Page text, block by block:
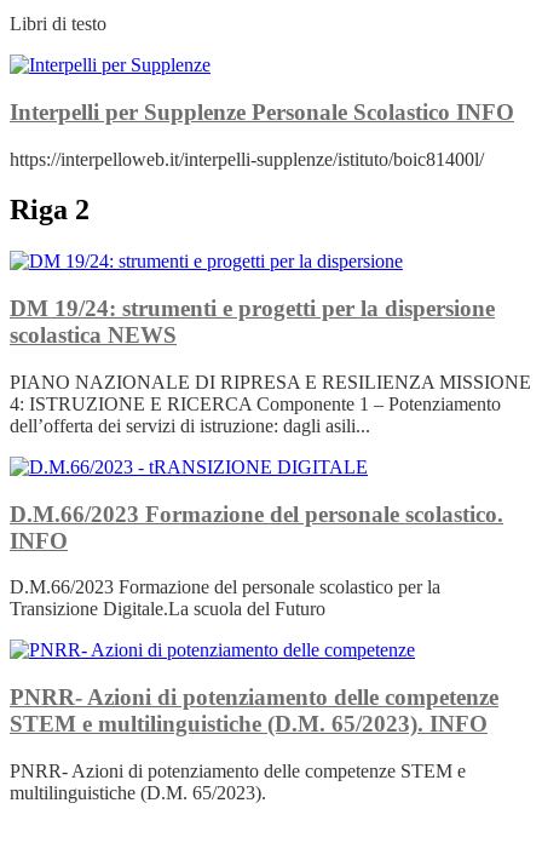
Libri di testo
Interpelli per Supplenze Personale Scolastico INFO
https://interpelloweb.it/interpelli-supplenze/istituto/boic81400l/
Riga 2
DM 19/24: strumenti e progetti per la dispersione
scolastica NEWS
PIANO NAZIONALE DI RIPRESA E RESILIENZA MISSIONE
4: ISTRUZIONE E RICERCA Componente 1 – Potenziamento
dell’offerta dei servizi di istruzione: dagli asili...
D.M.66/2023 Formazione del personale scolastico.
INFO
D.M.66/2023 Formazione del personale scolastico per la
Transizione Digitale.La scuola del Futuro
PNRR- Azioni di potenziamento delle competenze
STEM e multilinguistiche (D.M. 65/2023). INFO
PNRR- Azioni di potenziamento delle competenze STEM e
multilinguistiche (D.M. 65/2023).